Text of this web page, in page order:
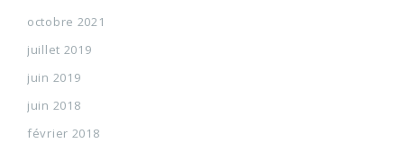
octobre 2021
juillet 2019
juin 2019
juin 2018
février 2018